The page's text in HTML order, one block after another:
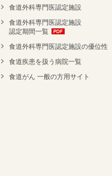
食道外科専門医認定施設
食道外科専門医認定施設
認定期間一覧
食道外科専門医認定施設の優位性
食道疾患を扱う病院一覧
食道がん 一般の方用サイト